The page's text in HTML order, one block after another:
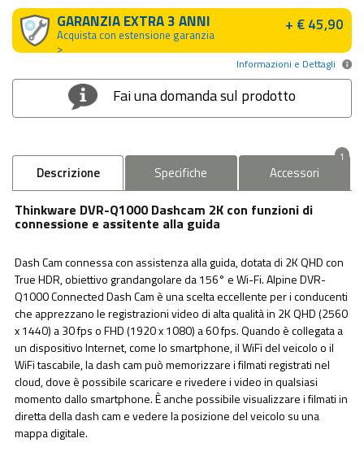
GARANZIA EXTRA 3 ANNI
Acquista con estensione garanzia
>
+ € 45,90
Informazioni e Dettagli
Fai una domanda sul prodotto
Descrizione Specifiche Accessori
1
Thinkware DVR-Q1000 Dashcam 2K con funzioni di
connessione e assitente alla guida
Dash Cam connessa con assistenza alla guida, dotata di 2K QHD con
True HDR, obiettivo grandangolare da 156° e Wi-Fi. Alpine DVR-
Q1000 Connected Dash Cam è una scelta eccellente per i conducenti
che apprezzano le registrazioni video di alta qualità in 2K QHD (2560
x 1440) a 30 fps o FHD (1920 x 1080) a 60 fps. Quando è collegata a
un dispositivo Internet, come lo smartphone, il WiFi del veicolo o il
WiFi tascabile, la dash cam può memorizzare i filmati registrati nel
cloud, dove è possibile scaricare e rivedere i video in qualsiasi
momento dallo smartphone. È anche possibile visualizzare i filmati in
diretta della dash cam e vedere la posizione del veicolo su una
mappa digitale.